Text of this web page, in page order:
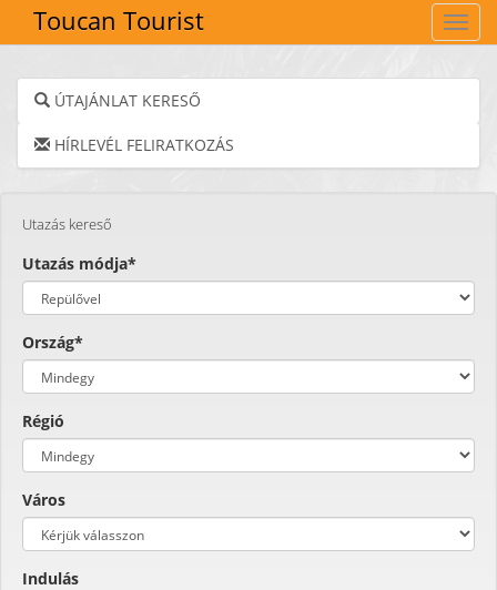
Toucan Tourist
ÚTAJÁNLAT KERESŐ
HÍRLEVÉL FELIRATKOZÁS
Utazás kereső
Utazás módja*
Ország*
Régió
Város
Indulás